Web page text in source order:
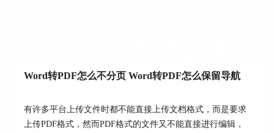
ABBYY FineReader会提示你手动绘制合适的
•使用区域模板
需要现有的区域模板时选择该选项。
Word转PDF怎么不分页 Word转PDF怎么保留导航
有许多平台上传文件时都不能直接上传文档格式，而是要求
上传PDF格式，然而PDF格式的文件又不能直接进行编辑，